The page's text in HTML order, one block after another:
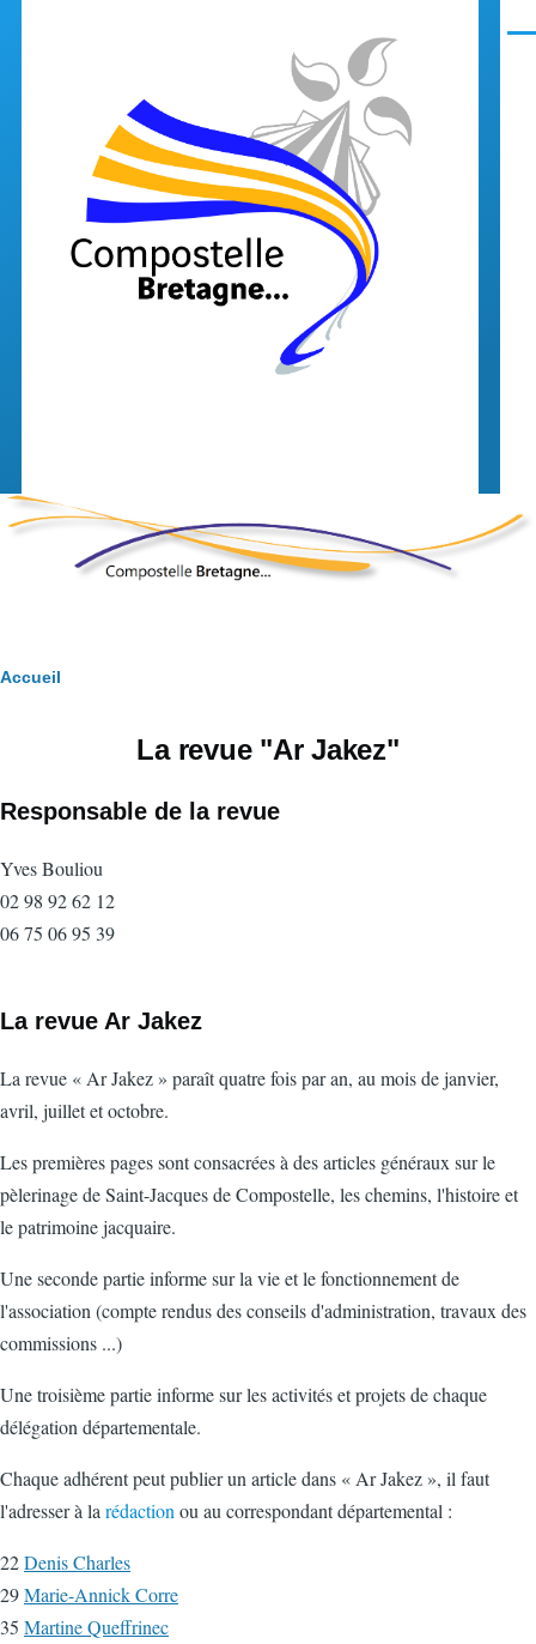
Fil
Accueil
La revue "Ar Jakez"
Responsable de la revue
Yves Bouliou
02 98 92 62 12
06 75 06 95 39
La revue Ar Jakez
La revue « Ar Jakez » paraît quatre fois par an, au mois de janvier,
avril, juillet et octobre.
Les premières pages sont consacrées à des articles généraux sur le
pèlerinage de Saint-Jacques de Compostelle, les chemins, l'histoire et
le patrimoine jacquaire.
Une seconde partie informe sur la vie et le fonctionnement de
l'association (compte rendus des conseils d'administration, travaux des
commissions ...)
Une troisième partie informe sur les activités et projets de chaque
délégation départementale.
Chaque adhérent peut publier un article dans « Ar Jakez », il faut
l'adresser à la rédaction ou au correspondant départemental :
22Denis Charles
29Marie-Annick Corre
35 Martine Queffrinec